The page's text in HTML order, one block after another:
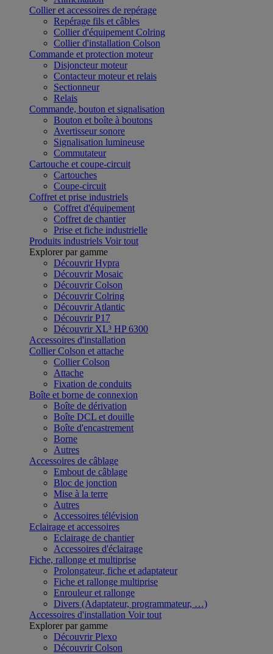
Collier et accessoires de repérage
Repérage fils et câbles
Collier d'équipement Colring
Collier d'installation Colson
Commande et protection moteur
Disjoncteur moteur
Contacteur moteur et relais
Sectionneur
Relais
Commande, bouton et signalisation
Bouton et boîte à boutons
Avertisseur sonore
Signalisation lumineuse
Commutateur
Cartouche et coupe-circuit
Cartouches
Coupe-circuit
Coffret et prise industriels
Coffret d'équipement
Coffret de chantier
Prise et fiche industrielle
Produits industriels Voir tout
Explorer par gamme
Découvrir Hypra
Découvrir Mosaic
Découvrir Colson
Découvrir Colring
Découvrir Atlantic
Découvrir P17
Découvrir XL³ HP 6300
Accessoires d'installation
Collier Colson et attache
Collier Colson
Attache
Fixation de conduits
Boîte et borne de connexion
Boîte de dérivation
Boîte DCL et douille
Boîte d'encastrement
Borne
Autres
Accessoires de câblage
Embout de câblage
Bloc de jonction
Mise à la terre
Autres
Accessoires télévision
Eclairage et accessoires
Eclairage de chantier
Accessoires d'éclairage
Fiche, rallonge et multiprise
Prolongateur, fiche et adaptateur
Fiche et rallonge multiprise
Enrouleur et rallonge
Divers (Adaptateur, programmateur, …)
Accessoires d'installation Voir tout
Explorer par gamme
Découvrir Plexo
Découvrir Colson